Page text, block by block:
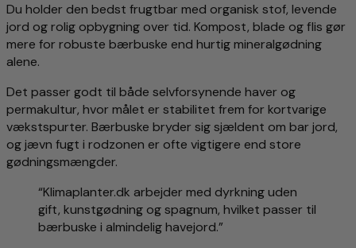
Du holder den bedst frugtbar med organisk stof, levende
jord og rolig opbygning over tid. Kompost, blade og flis gør
mere for robuste bærbuske end hurtig mineralgødning
alene.
Det passer godt til både selvforsynende haver og
permakultur, hvor målet er stabilitet frem for kortvarige
vækstspurter. Bærbuske bryder sig sjældent om bar jord,
og jævn fugt i rodzonen er ofte vigtigere end store
gødningsmængder.
“Klimaplanter.dk arbejder med dyrkning uden
gift, kunstgødning og spagnum, hvilket passer til
bærbuske i almindelig havejord.”